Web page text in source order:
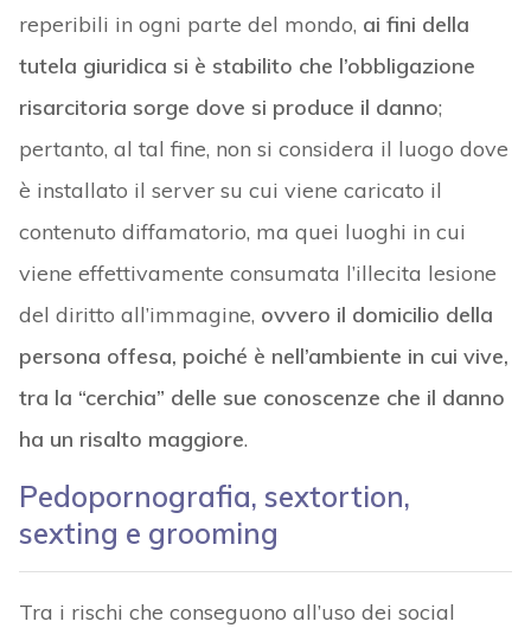
reperibili in ogni parte del mondo, ai fini della
tutela giuridica si è stabilito che l’obbligazione
risarcitoria sorge dove si produce il danno;
pertanto, al tal fine, non si considera il luogo dove
è installato il server su cui viene caricato il
contenuto diffamatorio, ma quei luoghi in cui
viene effettivamente consumata l’illecita lesione
del diritto all’immagine, ovvero il domicilio della
persona offesa, poiché è nell’ambiente in cui vive,
tra la “cerchia” delle sue conoscenze che il danno
ha un risalto maggiore.
Pedopornografia, sextortion,
sexting e grooming
Tra i rischi che conseguono all’uso dei social